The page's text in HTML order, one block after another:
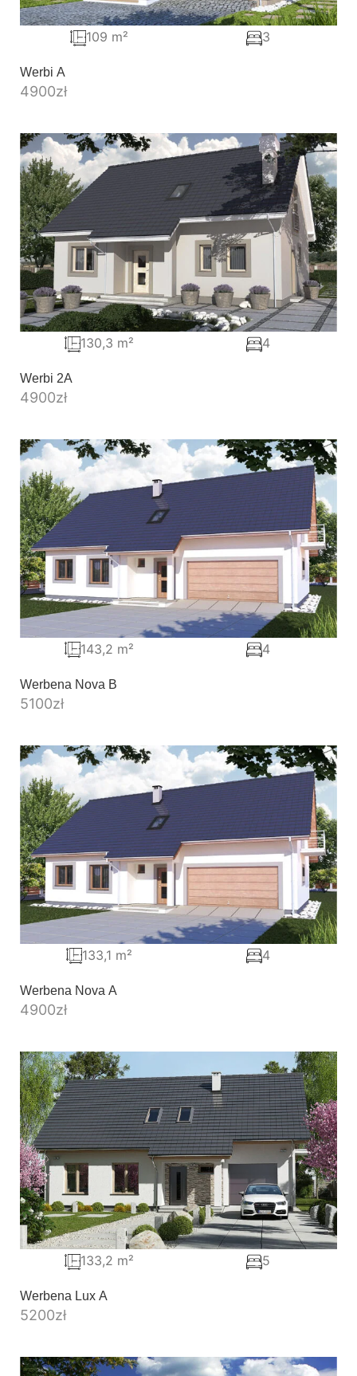
Werbi A
4900zł
109 m² 3
Werbi 2A
4900zł
130,3 m² 4
Werbena Nova B
5100zł
143,2 m² 4
Werbena Nova A
4900zł
133,1 m² 4
Werbena Lux A
5200zł
133,2 m² 5